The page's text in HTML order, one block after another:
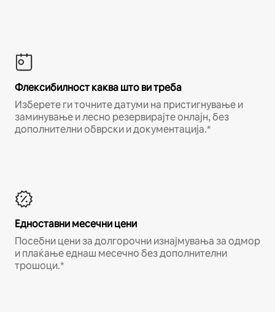
Флексибилност каква што ви треба
Изберете ги точните датуми на пристигнување и
заминување и лесно резервирајте онлајн, без
дополнителни обврски и документација.*
Едноставни месечни цени
Посебни цени за долгорочни изнајмувања за одмор
и плаќање еднаш месечно без дополнителни
трошоци.*